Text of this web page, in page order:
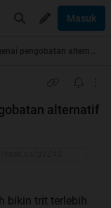
Masuk
alternatif
bikin trit terlebih